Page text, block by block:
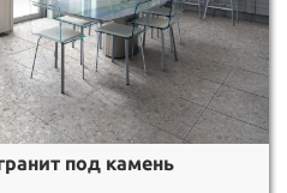
под камень